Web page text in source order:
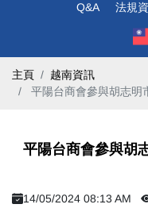
Q&A
法規
主頁
越南資訊
平陽台商會參與胡志明
平陽台商會參與胡
14/05/2024 08:13 AM